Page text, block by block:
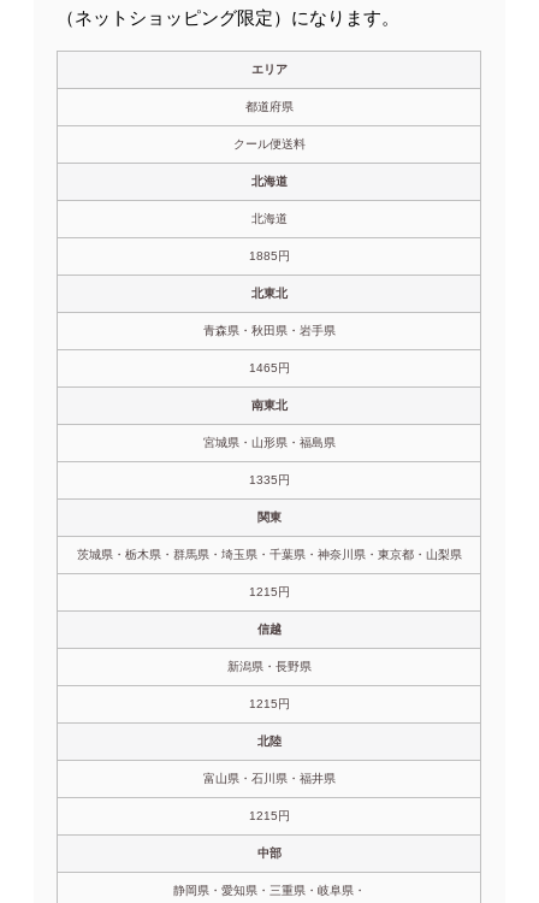
（ネットショッピング限定）になります。
エリア
都道府県
クール便送料
北海道
北海道
1885円
北東北
青森県・秋田県・岩手県
1465円
南東北
宮城県・山形県・福島県
1335円
関東
茨城県・栃木県・群馬県・埼玉県・千葉県・神奈川県・東京都・山梨県
1215円
信越
新潟県・長野県
1215円
北陸
富山県・石川県・福井県
1215円
中部
静岡県・愛知県・三重県・岐阜県・